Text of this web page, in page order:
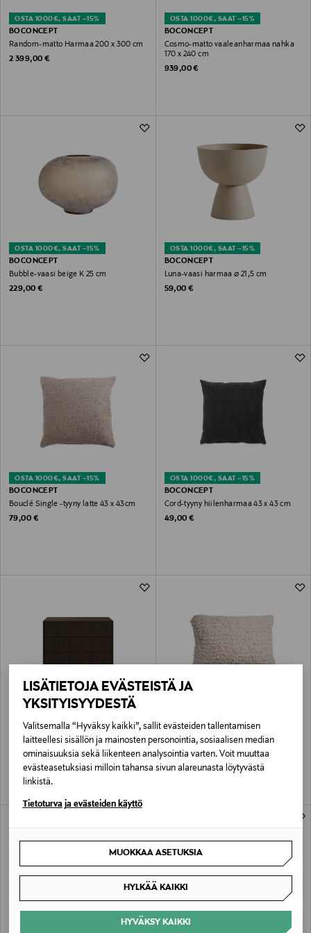
LISÄTIETOJA EVÄSTEISTÄ JA
YKSITYISYYDESTÄ
Valitsemalla “Hyväksy kaikki”, sallit evästeiden tallentamisen
laitteellesi sisällön ja mainosten personointia, sosiaalisen median
ominaisuuksia sekä liikenteen analysointia varten. Voit muuttaa
evästeasetuksiasi milloin tahansa sivun alareunasta löytyvästä
linkistä.
Tietoturva ja evästeiden käyttö
MUOKKAA ASETUKSIA
HYLKÄÄ KAIKKI
HYVÄKSY KAIKKI
OSTA 1000€, SAAT –15%
BOCONCEPT
Random-matto Harmaa 200 x 300 cm
Original Price
2 399,00 €
OSTA 1000€, SAAT –15%
BOCONCEPT
Cosmo-matto vaaleanharmaa nahka
170 x 240 cm
Original Price
939,00 €
OSTA 1000€, SAAT –15%
BOCONCEPT
Bubble-vaasi beige K 25 cm
Original Price
229,00 €
OSTA 1000€, SAAT –15%
BOCONCEPT
Luna-vaasi harmaa ⌀ 21,5 cm
Original Price
59,00 €
OSTA 1000€, SAAT –15%
BOCONCEPT
Bouclé Single -tyyny latte 43 x 43cm
Original Price
79,00 €
OSTA 1000€, SAAT –15%
BOCONCEPT
Cord-tyyny hiilenharmaa 43 x 43 cm
Original Price
49,00 €
OSTA 1000€, SAAT –15%
BOCONCEPT
Element-lipasto tumma tammi /
musta 90 x 115 cm
Original Price
1 429,00 €
BOCONCEPT
Boucle Heavy -tyyny kerma 40 x 58 cm
Original Price
115,00 €